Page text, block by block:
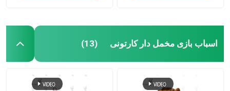
اسباب بازی مخمل دار کارتونی (13)